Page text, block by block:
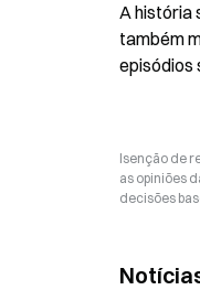
A história
também
episódios
Isenção de
as opiniões
decisões